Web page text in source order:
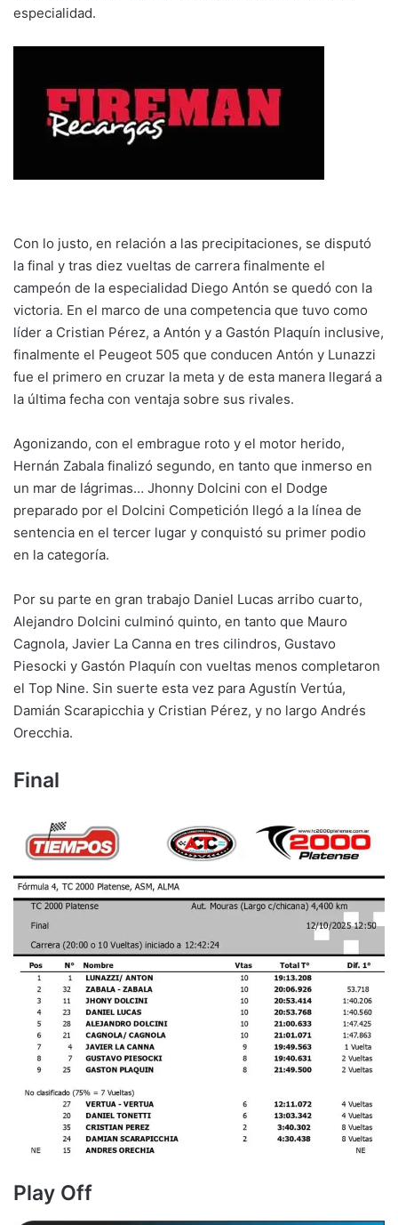
especialidad.
Con lo justo, en relación a las precipitaciones, se disputó
la final y tras diez vueltas de carrera finalmente el
campeón de la especialidad Diego Antón se quedó con la
victoria. En el marco de una competencia que tuvo como
líder a Cristian Pérez, a Antón y a Gastón Plaquín inclusive,
finalmente el Peugeot 505 que conducen Antón y Lunazzi
fue el primero en cruzar la meta y de esta manera llegará a
la última fecha con ventaja sobre sus rivales.
Agonizando, con el embrague roto y el motor herido,
Hernán Zabala finalizó segundo, en tanto que inmerso en
un mar de lágrimas… Jhonny Dolcini con el Dodge
preparado por el Dolcini Competición llegó a la línea de
sentencia en el tercer lugar y conquistó su primer podio
en la categoría.
Por su parte en gran trabajo Daniel Lucas arribo cuarto,
Alejandro Dolcini culminó quinto, en tanto que Mauro
Cagnola, Javier La Canna en tres cilindros, Gustavo
Piesocki y Gastón Plaquín con vueltas menos completaron
el Top Nine. Sin suerte esta vez para Agustín Vertúa,
Damián Scarapicchia y Cristian Pérez, y no largo Andrés
Orecchia.
Final
Play Off